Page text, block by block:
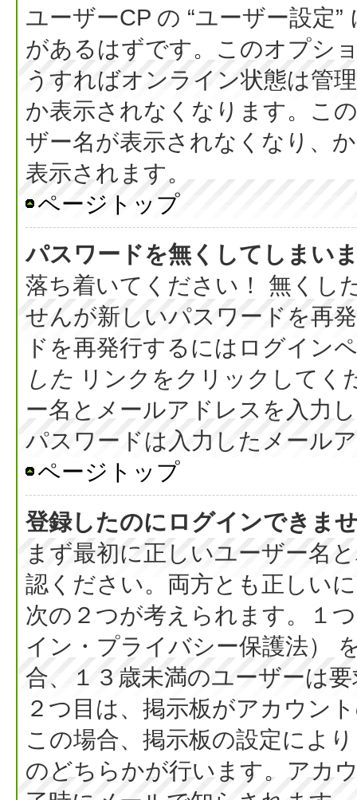
ユーザーCP の “ユーザー設定
があるはずです。このオプシ
うすればオンライン状態は管
か表示されなくなります。こ
ザー名が表示されなくなり、
表示されます。
ページトップ
パスワードを無くしてしまい
落ち着いてください！ 無くし
せんが新しいパスワードを再
ドを再発行するにはログイン
した リンクをクリックしてく
ー名とメールアドレスを入力
パスワードは入力したメール
ページトップ
登録したのにログインできま
まず最初に正しいユーザー名
認ください。両方とも正しい
次の２つが考えられます。１
イン・プライバシー保護法）
合、１３歳未満のユーザーは
２つ目は、掲示板がアカウン
この場合、掲示板の設定によ
のどちらかが行います。アカ